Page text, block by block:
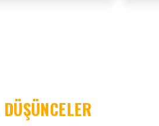
DÜŞÜNCELER